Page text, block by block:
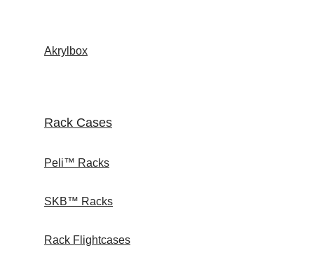
Akrylbox
Rack Cases
Peli™ Racks
SKB™ Racks
Rack Flightcases